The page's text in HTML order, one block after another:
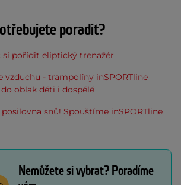
poradit?
si pořídit eliptický trenažér
vzduchu - trampolíny inSPORTline
oblak děti i dospělé
snů! Spouštíme inSPORTline
Nemůžete si vybrat? Poradíme